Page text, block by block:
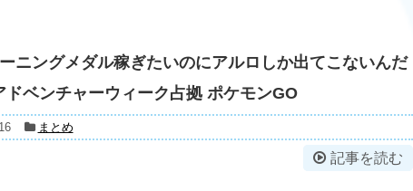
ーニングメダル稼ぎたいのにアルロしか出てこないんだ
ドベンチャーウィーク占拠 ポケモンGO
まとめ
記事を読む